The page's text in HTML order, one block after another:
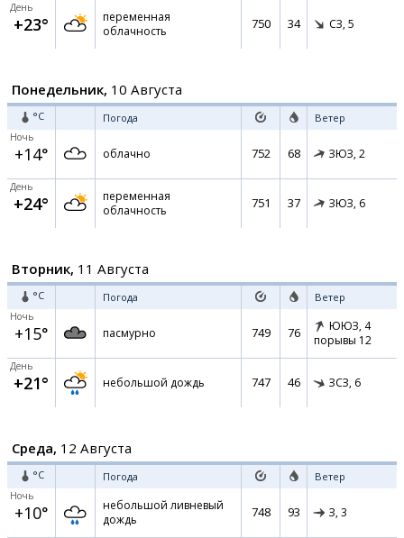
День
+23°
переменная
облачность
750 34 СЗ, 5
Понедельник, 10 Августа
°C Погода Ветер
Ночь
+14° облачно 752 68 ЗЮЗ, 2
День
+24°
переменная
облачность
751 37 ЗЮЗ, 6
Вторник, 11 Августа
°C Погода Ветер
Ночь
+15° пасмурно 749 76 ЮЮЗ, 4
порывы 12
День
+21° небольшой дождь 747 46 ЗСЗ, 6
Среда, 12 Августа
°C Погода Ветер
Ночь
+10°
небольшой ливневый
дождь
748 93 З, 3